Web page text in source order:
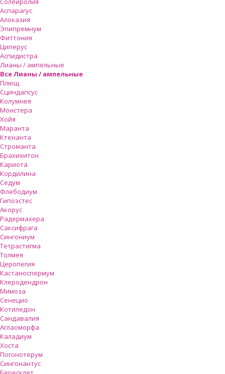
Аспарагус
Алоказия
Эпипремнум
Фиттония
Циперус
Аспидистра
Лианы / ампельные
Все Лианы / ампельные
Плющ
Сциндапсус
Колумнея
Монстера
Хойя
Маранта
Ктенанта
Строманта
Брахихитон
Кариота
Кордилина
Седум
Флебодиум
Гипоэстес
Акорус
Радермахера
Саксифрага
Сингониум
Тетрастигма
Толмея
Церопегия
Кастаноспермум
Клеродендрон
Мимоза
Сенецио
Котиледон
Сандавалия
Аглаоморфа
Каладиум
Хоста
Погонотерум
Сингонантус